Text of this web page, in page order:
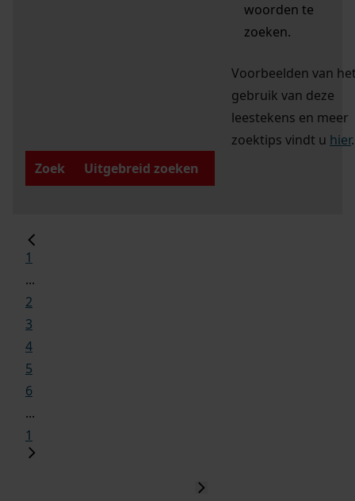
woorden te
zoeken.
Voorbeelden van
gebruik van deze
leestekens en meer
zoektips vindt u hier.
Zoek
Uitgebreid zoeken
1
...
2
3
4
5
6
...
1